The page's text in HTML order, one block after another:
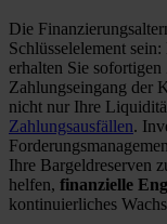
Die
Schlüsselelement
erhalten Sie
Zahlungseingang der
nicht nur Ihre
Zahlungsausfällen.
Ihre Bargeldreserven
helfen, finanzielle
kontinuierliches